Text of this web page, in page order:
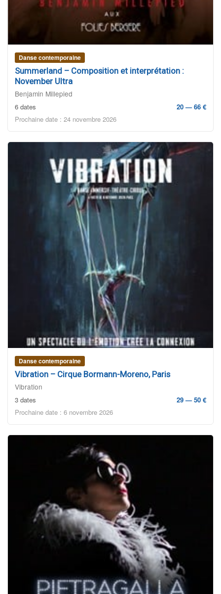
Danse contemporaine
Summerland – Composition et interprétation :
November Ultra
Benjamin Millepied
6 dates
20 — 66 €
Prochaine date : 24 novembre 2026
Danse contemporaine
Vibration – Cirque Bormann-Moreno, Paris
Vibration
3 dates
29 — 50 €
Prochaine date : 6 novembre 2026